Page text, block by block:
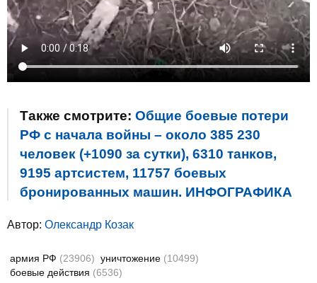
Также смотрите: Общие боевые потери
РФ с начала войны – около 385 230
человек (+1090 за сутки), 6310 танков,
9195 артсистем, 11757 боевых
бронированных машин. ИНФОГРАФИКА
Автор: Олександр Козак
армия РФ (23906) уничтожение (10499)
боевые действия (6536)